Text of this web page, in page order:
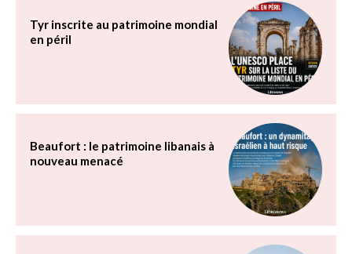
Tyr inscrite au patrimoine mondial
en péril
Beaufort : le patrimoine libanais à
nouveau menacé